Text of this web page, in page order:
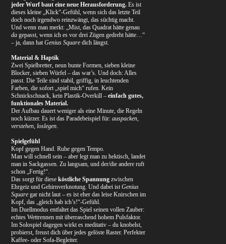
jeder Wurf baut eine neue Herausforderung. Es ist
dieses kleine „Klick“-Gefühl, wenn sich das letzte Teil
doch noch irgendwo reinzwängt, das süchtig macht.
Und wenn man merkt: „Mist, das Quadrat hätte genau
da gepasst, wenn ich es vor drei Zügen gedreht hätte…“
– ja, dann hatGenius Square dich längst.
Material & Haptik
Zwei Spielbretter, neun bunte Formen, sieben kleine
Blocker, sieben Würfel – das war’s. Und doch: Alles
passt. Die Teile sind stabil, griffig, in leuchtenden
Farben, die sofort „spiel mich“ rufen. Kein
Schnickschnack, kein Plastik-Overkill –einfach gutes,
funktionales Material.
Der Aufbau dauert weniger als eine Minute, die Regeln
noch kürzer. Es ist das Paradebeispiel für:auspacken,
verstehen, loslegen.
Spielgefühl
Kopf gegen Hand. Ruhe gegen Tempo.
Man will schnell sein – aber legt man zu hektisch, landet
man in Sackgassen. Zu langsam, und der/die andere ruft
schon „Fertig!“.
Das sorgt für dieseköstliche Spannung zwischen
Ehrgeiz und Gehirnverknotung. Und dabei istGenius
Square gar nicht laut – es ist eher das leise Knirschen im
Kopf, das „gleich hab ich’s!“-Gefühl.
Im Duellmodus entfaltet das Spiel seinen vollen Zauber:
echtes Wettrennen mit überraschend hohem Pulsfaktor.
Im Solospiel dagegen wirkt es meditativ – du knobelst,
probierst, freust dich über jedes gelöste Raster. Perfekter
Kaffee- oder Sofa-Begleiter.